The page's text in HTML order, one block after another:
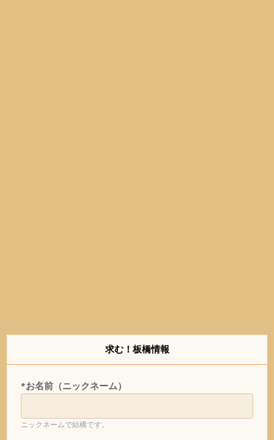
求む！板橋情報
*お名前（ニックネーム）
ニックネームで結構です。